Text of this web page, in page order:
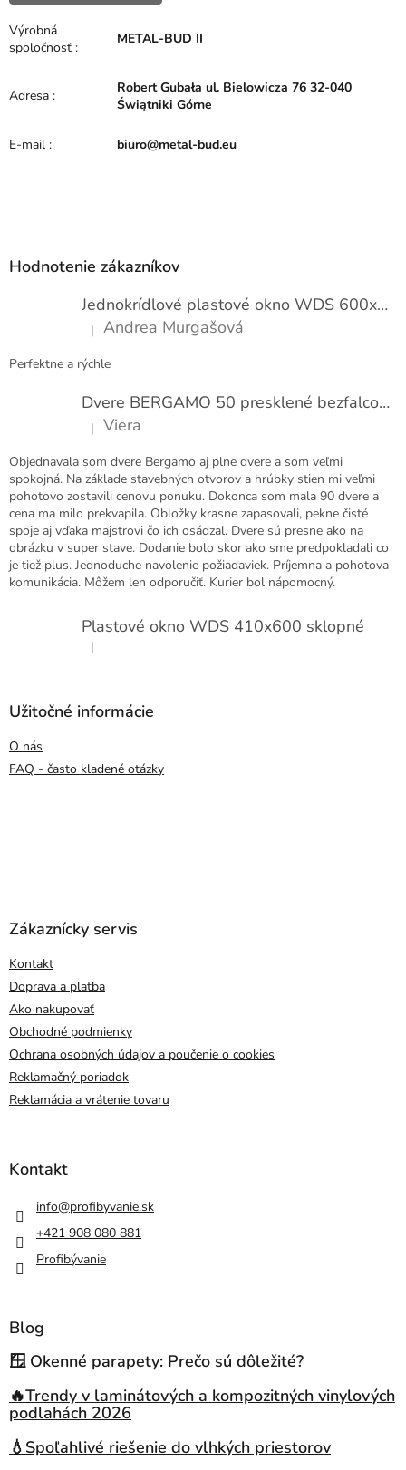
V
ý
p
h
n
Výrobná
spoločnosť :
METAL-BUD II
Adresa :
Robert Gubała ul. Bielowicza 76 32-040
Świątniki Górne
E-mail : biuro@metal-bud.eu
Hodnotenie zákazníkov
Jednokrídlové plastové okno WDS 600x1000
Hodnotenie produktu je 5 z 5 hviezdičiek.
| Andrea Murgašová
Perfektne a rýchle
Dvere BERGAMO 50 presklené bezfalcové EXTRA
Hodnotenie produktu je 5 z 5 hviezdičiek.
| Viera
Objednavala som dvere Bergamo aj plne dvere a som veľmi
spokojná. Na základe stavebných otvorov a hrúbky stien mi veľmi
pohotovo zostavili cenovu ponuku. Dokonca som mala 90 dvere a
cena ma milo prekvapila. Obložky krasne zapasovali, pekne čisté
spoje aj vďaka majstrovi čo ich osádzal. Dvere sú presne ako na
obrázku v super stave. Dodanie bolo skor ako sme predpokladali co
je tiež plus. Jednoduche navolenie požiadaviek. Príjemna a pohotova
komunikácia. Môžem len odporučiť. Kurier bol nápomocný.
Plastové okno WDS 410x600 sklopné
Hodnotenie produktu je 5 z 5 hviezdičiek.
|
Užitočné informácie
O nás
FAQ - často kladené otázky
Zákaznícky servis
Kontakt
Doprava a platba
Ako nakupovať
Obchodné podmienky
Ochrana osobných údajov a poučenie o cookies
Reklamačný poriadok
Reklamácia a vrátenie tovaru
Kontakt
info@profibyvanie.sk
+421 908 080 881
Profibývanie
Blog
🪟 Okenné parapety: Prečo sú dôležité?
🔥Trendy v laminátových a kompozitných vinylových
podlahách 2026
💧Spoľahlivé riešenie do vlhkých priestorov